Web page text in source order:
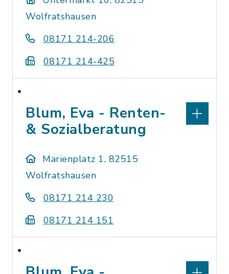
Wolfratshausen
08171 214-206
08171 214-425
Blum, Eva - Renten-
& Sozialberatung
Marienplatz 1, 82515
Wolfratshausen
08171 214 230
08171 214 151